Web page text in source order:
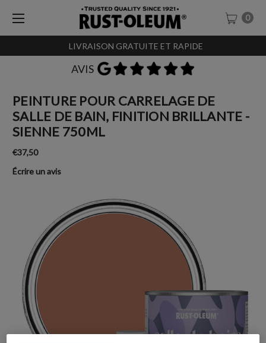
LIVRAISON GRATUITE ET RAPIDE
0
AVIS
PEINTURE POUR CARRELAGE DE
SALLE DE BAIN, FINITION BRILLANTE -
SIENNE 750ML
€37,50
Écrire un avis